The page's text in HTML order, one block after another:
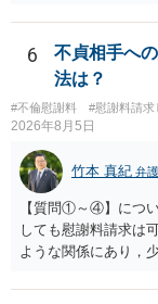
対する照会は基本的
は例外的に認める扱
的ではないでしょう
ら、日本法人へ送っ
ります。 個人で直接
う。
6
不貞相手へ
法は？
#不倫慰謝料 #慰謝料請求
2026年8月5日
竹本 真紀 弁
【質問①～④】につ
しても慰謝料請求は
ような関係にあり，
ことを窺わせるもの